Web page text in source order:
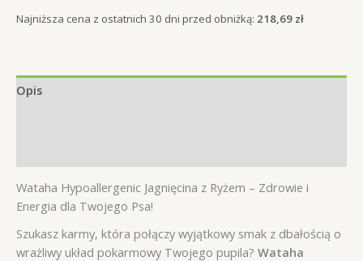
dla
średnie
Jagnięcina
Najniższa cena z ostatnich 30 dni przed obniżką: 218,69 zł
Opis
Wataha Hypoallergenic Jagnięcina z Ryżem – Zdrowie i
Energia dla Twojego Psa!
Szukasz karmy, która połączy wyjątkowy smak z dbałością o
wrażliwy układ pokarmowy Twojego pupila? Wataha